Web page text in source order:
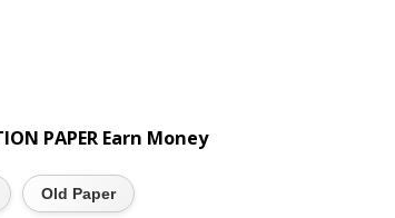
PAPER Earn Money
Old Paper